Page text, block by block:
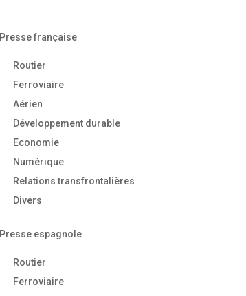
Presse française
Routier
Ferroviaire
Aérien
Développement durable
Economie
Numérique
Relations transfrontalières
Divers
Presse espagnole
Routier
Ferroviaire